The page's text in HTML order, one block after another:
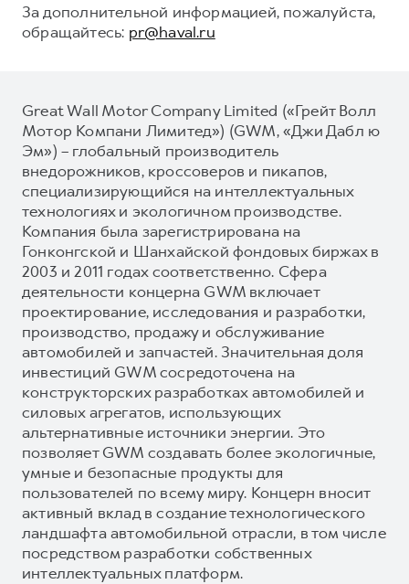
За дополнительной информацией, пожалуйста,
обращайтесь: pr@haval.ru
Great Wall Motor Company Limited («Грейт Волл
Мотор Компани Лимитед») (GWM, «Джи Дабл ю
Эм») – глобальный производитель
внедорожников, кроссоверов и пикапов,
специализирующийся на интеллектуальных
технологиях и экологичном производстве.
Компания была зарегистрирована на
Гонконгской и Шанхайской фондовых биржах в
2003 и 2011 годах соответственно. Сфера
деятельности концерна GWM включает
проектирование, исследования и разработки,
производство, продажу и обслуживание
автомобилей и запчастей. Значительная доля
инвестиций GWM сосредоточена на
конструкторских разработках автомобилей и
силовых агрегатов, использующих
альтернативные источники энергии. Это
позволяет GWM создавать более экологичные,
умные и безопасные продукты для
пользователей по всему миру. Концерн вносит
активный вклад в создание технологического
ландшафта автомобильной отрасли, в том числе
посредством разработки собственных
интеллектуальных платформ.